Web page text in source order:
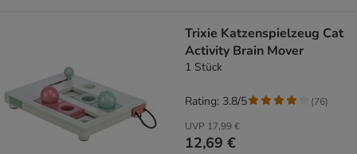
Trixie Katzenspielzeug Cat
Activity Brain Mover
1 Stück
UVP 17,99 €
12,69 €
Rating: 3.8/5 (76)